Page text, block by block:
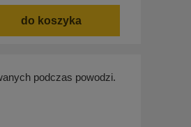
do koszyka
podczas powodzi.